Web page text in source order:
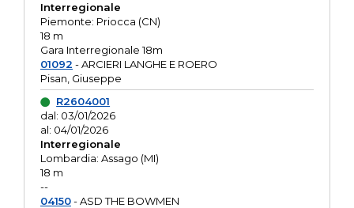
Interregionale
Piemonte: Priocca (CN)
18 m
Gara Interregionale 18m
01092 - ARCIERI LANGHE E ROERO
Pisan, Giuseppe
R2604001
dal: 03/01/2026
al: 04/01/2026
Interregionale
Lombardia: Assago (MI)
18 m
--
04150- ASD THE BOWMEN